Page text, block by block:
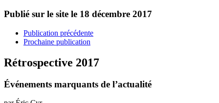
Publié sur le site le 18 décembre 2017
Publication précédente
Prochaine publication
Rétrospective 2017
Événements marquants de l’actualité